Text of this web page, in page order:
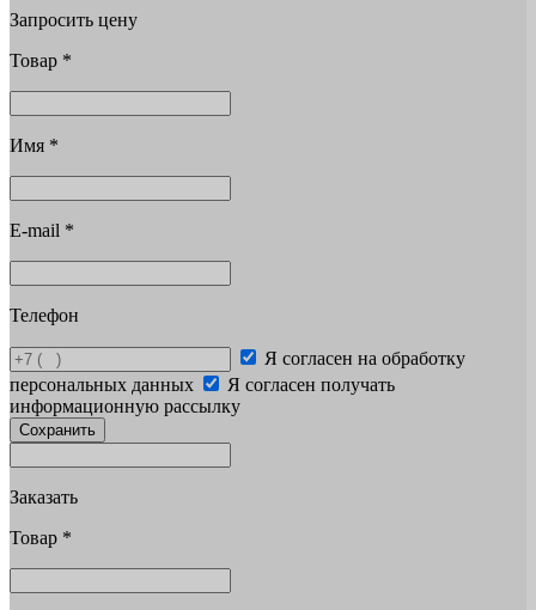
Запросить цену
Товар *
Имя *
E-mail *
Телефон
Я согласен на обработку
персональных данных
Я согласен получать
информационную рассылку
Сохранить
Заказать
Товар *